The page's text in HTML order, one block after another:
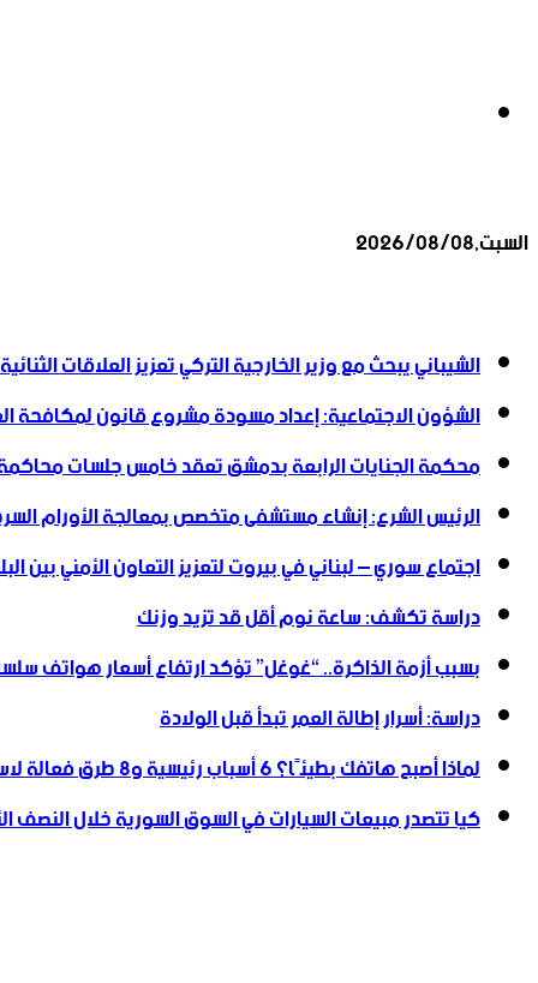
السبت,2026/08/08
الشيباني يبحث مع وزير الخارجية التركي تعزيز العلاقات الثنائية
الشؤون الاجتماعية: إعداد مسودة مشروع قانون لمكافحة
محكمة الجنايات الرابعة بدمشق تعقد خامس جلسات
الرئيس الشرع: إنشاء ‌‏مستشفى متخصص بمعالجة الأورام
اجتماع سوري – لبناني في بيروت لتعزيز التعاون ‏الأمني ‏بين
دراسة تكشف: ساعة نوم أقل قد تزيد وزنك
بسبب أزمة الذاكرة.. “غوغل” تؤكد ارتفاع أسعار هواتف
دراسة: أسرار إطالة العمر تبدأ قبل الولادة
لماذا أصبح هاتفك بطيئًا؟ 6 أسباب رئيسية و8 طرق فعالة لاستعادة سرعته
كيا تتصدر مبيعات السيارات في السوق السورية خلال النصف